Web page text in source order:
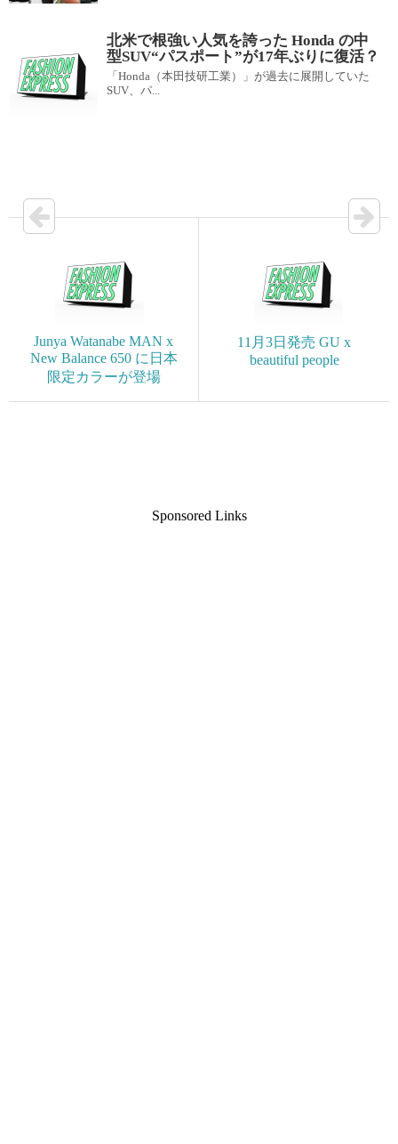
北米で根強い人気を誇った Honda の中
型SUV“パスポート”が17年ぶりに復活？
「Honda（本田技研工業）」が過去に展開していた
SUV、パ...
Junya Watanabe MAN x
New Balance 650 に日本
限定カラーが登場
11月3日発売 GU x
beautiful people
Sponsored Links